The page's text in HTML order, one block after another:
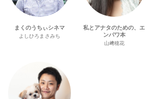
まくのうちぃシネマ
よしひろまさみち
私とアナタのための、エ
ンパワ本
山﨑穂花